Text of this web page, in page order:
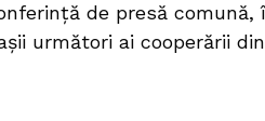
de presă
următori ai cooperării